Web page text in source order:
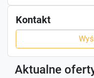
Kontakt
Aktualne